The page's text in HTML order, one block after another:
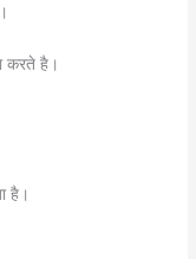
करते है।
है।